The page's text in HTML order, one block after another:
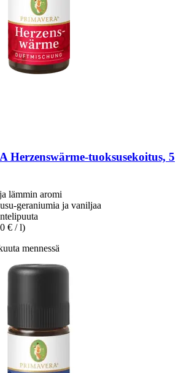
Herzenswärme-​tuoksusekoitus, 5
lämmin aromi
geraniumia ja vaniljaa
€ / l)
mennessä